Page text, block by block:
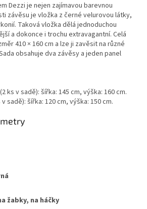
Dezzi je nejen zajímavou barevnou
závěsu je vložka z černé velurovou látky,
Taková vložka dělá jednoduchou
a dokonce i trochu extravagantní. Celá
410 × 160 cm a lze ji zavěsit na různé
obsahuje dva závěsy a jeden panel
ks v sadě): šířka: 145 cm, výška: 160 cm.
sadě): šířka: 120 cm, výška: 150 cm.
žabky, na háčky